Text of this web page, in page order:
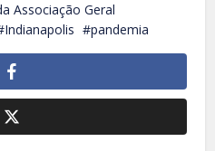
Associação Geral
Indianapolis pandemia